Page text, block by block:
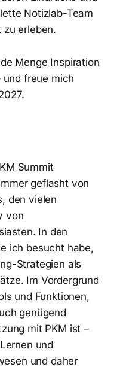
Notizlab-Team
zu erleben.
Menge Inspiration
freue mich
Summit
geflasht von
den vielen
von
In den
ich besucht habe,
Strategien als
Im Vordergrund
und Funktionen,
genügend
mit PKM ist –
und
und daher